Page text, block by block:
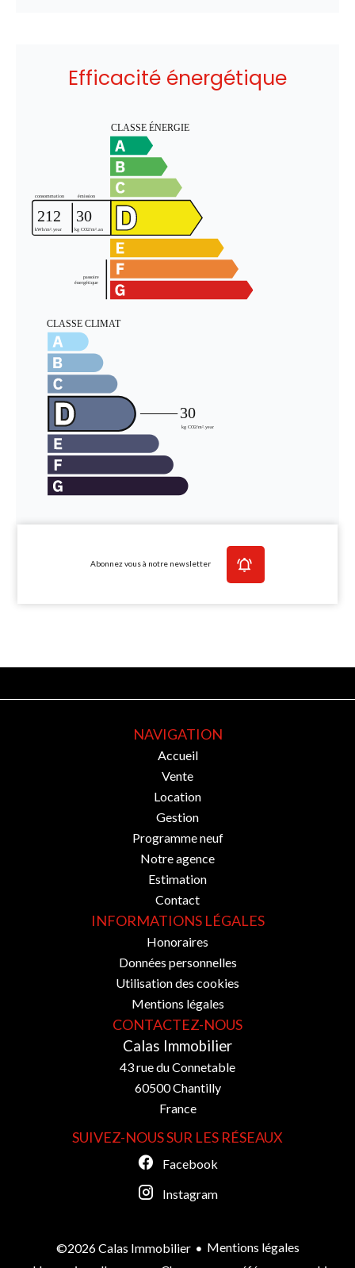
Efficacité énergétique
Abonnez vous à notre newsletter
NAVIGATION
Accueil
Vente
Location
Gestion
Programme neuf
Notre agence
Estimation
Contact
INFORMATIONS LÉGALES
Honoraires
Données personnelles
Utilisation des cookies
Mentions légales
CONTACTEZ-NOUS
Calas Immobilier
43 rue du Connetable
60500Chantilly
France
SUIVEZ-NOUS SUR LES RÉSEAUX
Facebook
Instagram
©2026 Calas Immobilier
Mentions légales